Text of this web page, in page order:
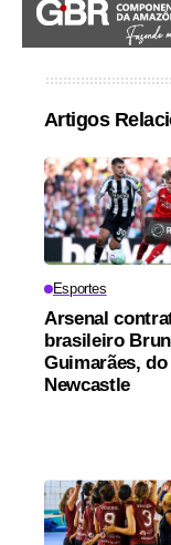
Artigos
Esportes
Arsenal
brasileiro
Guimarães, do
Newcastle